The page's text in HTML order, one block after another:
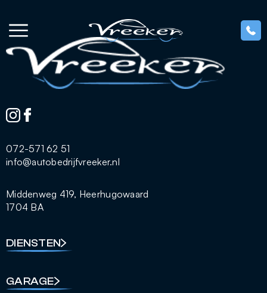
072-571 62 51
info@autobedrijfvreeker.nl
Middenweg 419, Heerhugowaard
1704 BA
DIENSTEN
GARAGE